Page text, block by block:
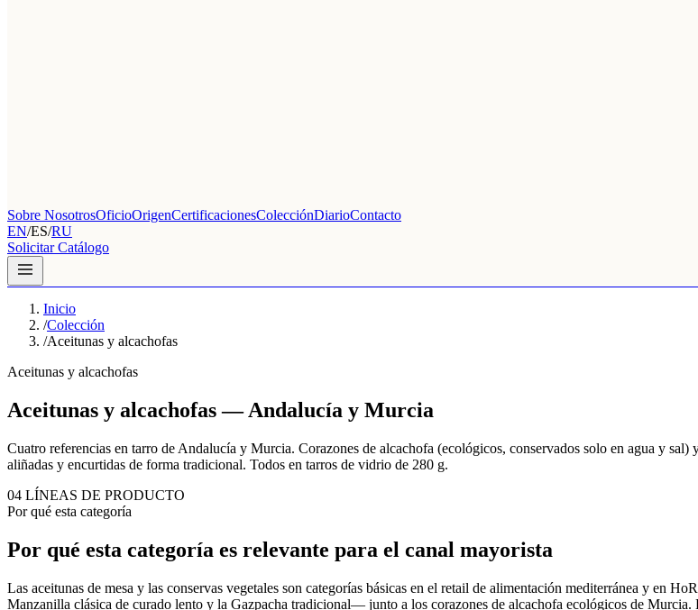
Sobre NosotrosOficioOrigenCertificacionesColecciónDiarioContacto
EN/ES/RU
Solicitar Catálogo
Inicio
/Colección
/Aceitunas y alcachofas
Aceitunas y alcachofas
Aceitunas y alcachofas — Andalucía y Murcia
Cuatro referencias en tarro de Andalucía y Murcia. Corazones de alcachofa (ecológicos, conservados solo en agua y
aliñadas y encurtidas de forma tradicional. Todos en tarros de vidrio de 280 g.
04 LÍNEAS DE PRODUCTO
Por qué esta categoría
Por qué esta categoría es relevante para el canal mayorista
Las aceitunas de mesa y las conservas vegetales son categorías básicas en el retail de alimentación mediterránea y en
Manzanilla clásica de curado lento y la Gazpacha tradicional— junto a los corazones de alcachofa ecológicos de Murcia.